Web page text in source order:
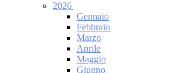
2026
Gennaio
Febbraio
Marzo
Aprile
Maggio
Giugno